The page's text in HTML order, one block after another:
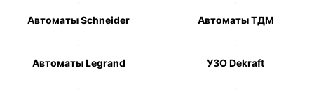
Автоматы Schneider Автоматы ТДМ
Автоматы Legrand УЗО Dekraft